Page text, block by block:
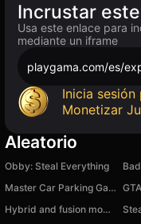
Incrustar
Usa este enlace para
mediante un iframe
playgama.com/es/
Inicia
Monetizar
Aleatorio
Obby: Steal Everything
Master Car Parking Game
Hybrid and fusion mod. Unlocked hack